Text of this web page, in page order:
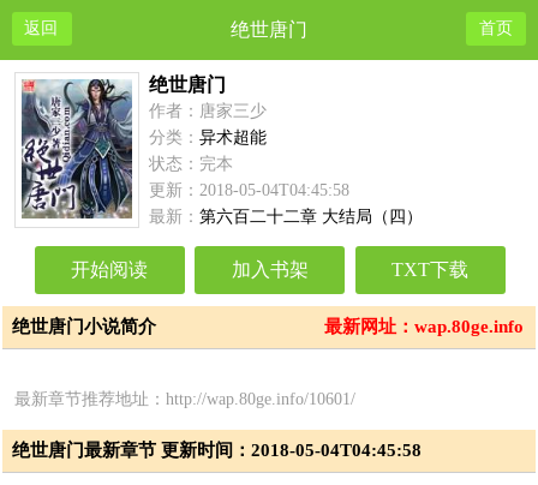
返回 绝世唐门 首页
绝世唐门
作者：唐家三少
分类：异术超能
状态：完本
更新：2018-05-04T04:45:58
最新：第六百二十二章 大结局（四）
开始阅读 加入书架 TXT下载
最新网址：wap.80ge.info
绝世唐门小说简介
最新章节推荐地址：http://wap.80ge.info/10601/
绝世唐门最新章节 更新时间：2018-05-04T04:45:58